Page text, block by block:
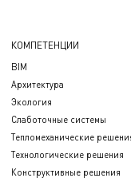
КОМПЕТЕНЦИИ
BIM
Архитектура
Экология
Слаботочные системы
Тепломеханические
Технологические решения
Конструктивные решения